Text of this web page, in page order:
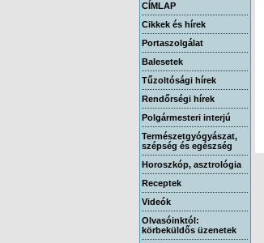
CÍMLAP
Cikkek és hírek
Portaszolgálat
Balesetek
Tűzoltósági hírek
Rendőrségi hírek
Polgármesteri interjú
Természetgyógyászat,
szépség és egészség
Horoszkóp, asztrológia
Receptek
Videók
Olvasóinktól:
körbeküldős üzenetek